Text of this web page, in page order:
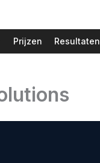
Prijzen Resultaten